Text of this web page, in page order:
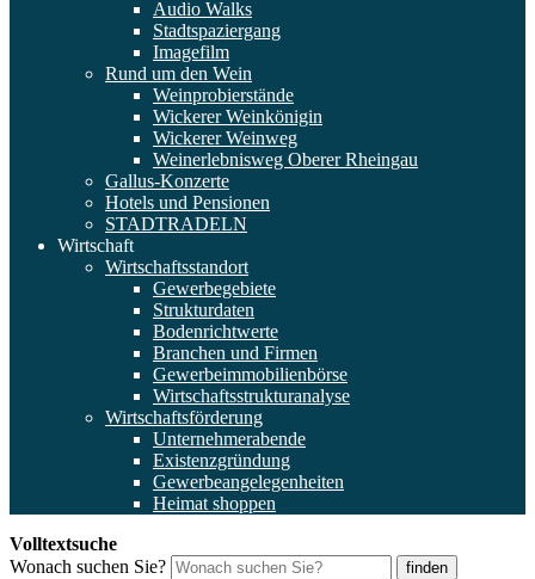
Audio Walks
Stadtspaziergang
Imagefilm
Rund um den Wein
Weinprobierstände
Wickerer Weinkönigin
Wickerer Weinweg
Weinerlebnisweg Oberer Rheingau
Gallus-Konzerte
Hotels und Pensionen
STADTRADELN
Wirtschaft
Wirtschaftsstandort
Gewerbegebiete
Strukturdaten
Bodenrichtwerte
Branchen und Firmen
Gewerbeimmobilienbörse
Wirtschaftsstrukturanalyse
Wirtschaftsförderung
Unternehmerabende
Existenzgründung
Gewerbeangelegenheiten
Heimat shoppen
Volltextsuche
Wonach suchen Sie?
finden